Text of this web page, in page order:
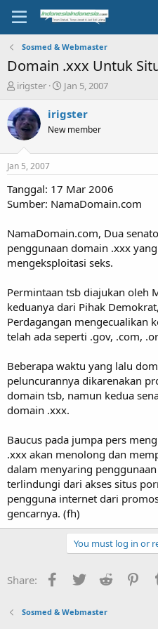
Sosmed & Webmaster
Domain .xxx Untuk
T
r
e
a
t
a
t
r
irigster
S
a
r
t
e
Jan 5, 2007
irigster
New member
Jan 5, 2007
Tanggal: 17 Mar 2006
Sumber: NamaDomain.com
NamaDomain.com, Dua
penggunaan domain .xxx
mengeksploitasi seks.
Permintaan tsb diajukan oleh
keduanya dari Pihak
Perdagangan mengecualikan
telah ada seperti .gov, .com,
Beberapa waktu yang lalu
peluncurannya dikarenakan
domain tsb, namun kedua
domain .xxx.
Baucus pada jumpa pers
.xxx akan menolong dan
dalam menyaring
terlindungi dari akses situs
pengguna internet dari
gencarnya. (fh)
You must log in or
Share: Facebook
Twitter Reddit
Sosmed & Webmaster